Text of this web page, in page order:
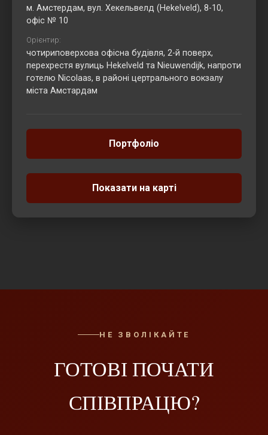
м. Амстердам, вул. Хекельвелд (Hekelveld), 8-10,
офіс № 10
Орієнтир:
чотириповерхова офісна будівля, 2-й поверх,
перехрестя вулиць Hekelveld та Nieuwendijk, напроти
готелю Nicolaas, в районі цертрального вокзалу
міста Амстардам
Портфоліо
Показати на карті
НЕ ЗВОЛІКАЙТЕ
ГОТОВІ ПОЧАТИ
СПІВПРАЦЮ?